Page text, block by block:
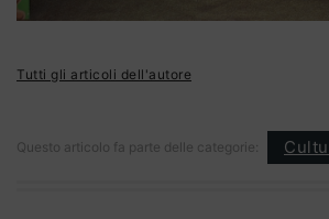
Tutti gli articoli dell'autore
Questo articolo fa parte delle categorie: